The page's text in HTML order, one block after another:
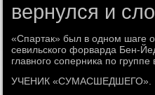
вернулся и
«Спартак» был в одном шаге
севильского форварда Бен-
главного соперника по группе
УЧЕНИК «СУМАСШЕДШЕГО».